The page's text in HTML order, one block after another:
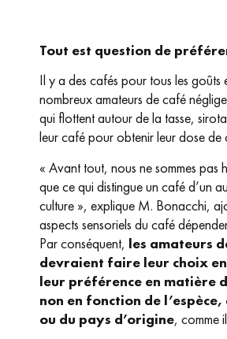
Tout est question de
Il y a des cafés pour tous les
nombreux amateurs de café
qui flottent autour de la tasse,
leur café pour obtenir leur dose de
« Avant tout, nous ne sommes pas
que ce qui distingue un café d’un
culture », explique M. Bonacchi,
aspects sensoriels du café
Par conséquent, les amateurs
devraient faire leur choix
leur préférence en matière
non en fonction de
ou du pays d’origine, comme